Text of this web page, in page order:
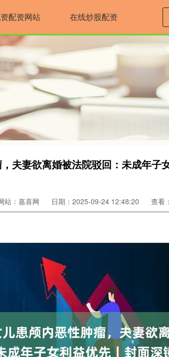
配资网站 在线炒股配资
夫妻欲离婚被法院驳回：未成年子
站：嘉喜网 日期：2025-09-24 12:48:20 查看